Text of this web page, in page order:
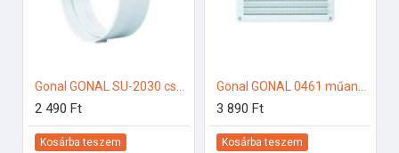
Gonal GONAL SU-2030 csatlakozó/toldó, NA150 150-es páraelszívóhoz
2 490 Ft
Kosárba teszem
Gonal GONAL 0461 műanyag fix rács, 230x230 150-es páraelszívóhoz
3 890 Ft
Kosárba teszem